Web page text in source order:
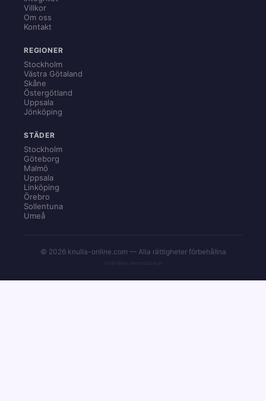
Villkor
Om oss
Kontakt
REGIONER
Stockholm
Västra Götaland
Skåne
Östergötland
Uppsala
Jönköping
STÄDER
Stockholm
Göteborg
Malmö
Uppsala
Linköping
Örebro
Sollentuna
Umeå
© 2026 knulla-online.com — Alla rättigheter förbehållna